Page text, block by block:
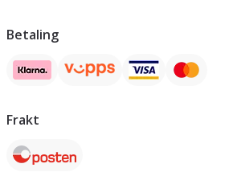
Betaling
Frakt